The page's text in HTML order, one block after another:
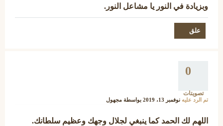
وبزيادة في النور يا مشاعل النور.
0
تصويتات
تم الرد عليه نوفمبر 13، 2019 بواسطة مجهول
اللهم لك الحمد كما ينبغي لجلال وجهك وعظيم سلطانك.